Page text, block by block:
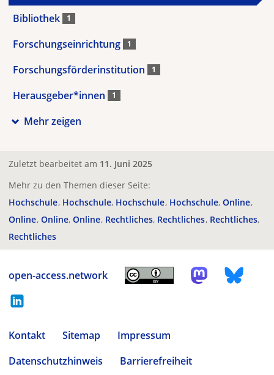
Bibliothek 1
Forschungseinrichtung 1
Forschungsförderinstitution 1
Herausgeber*innen 1
Mehr zeigen
Zuletzt bearbeitet am 11. Juni 2025
Mehr zu den Themen dieser Seite:
Hochschule Hochschule Hochschule Hochschule Online
Online Online Online Rechtliches Rechtliches Rechtliches
Rechtliches
open-access.network
Kontakt Sitemap
Impressum
Datenschutzhinweis
Barrierefreiheit